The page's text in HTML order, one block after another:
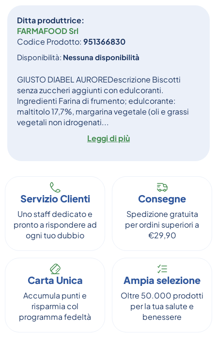
Ditta produttrice:
FARMAFOOD Srl
Codice Prodotto: 951366830
Disponibilità: Nessuna disponibilità
GIUSTO DIABEL AUROREDescrizione Biscotti
senza zuccheri aggiunti con edulcoranti.
Ingredienti Farina di frumento; edulcorante:
maltitolo 17,7%, margarina vegetale (oli e grassi
vegetali non idrogenati...
Leggi di più
Servizio Clienti
Uno staff dedicato e
pronto a rispondere ad
ogni tuo dubbio
Consegne
Spedizione gratuita
per ordini superiori a
€29,90
Carta Unica
Accumula punti e
risparmia col
programma fedeltà
Ampia selezione
Oltre 50.000 prodotti
per la tua salute e
benessere